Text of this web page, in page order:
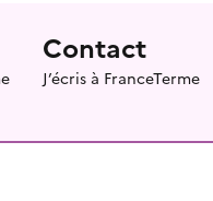
Contact
J’écris à FranceTerme